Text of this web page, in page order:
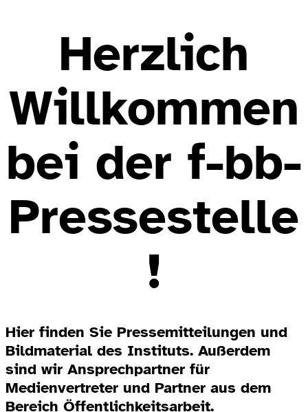
Herzlich
Willkommen
bei der f-bb-
Pressestelle
!
Hier finden Sie Pressemitteilungen und
Bildmaterial des Instituts. Außerdem
sind wir Ansprechpartner für
Medienvertreter und Partner aus dem
Bereich Öffentlichkeitsarbeit.